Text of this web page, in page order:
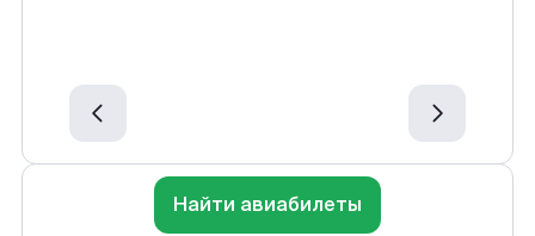
Найти авиабилеты